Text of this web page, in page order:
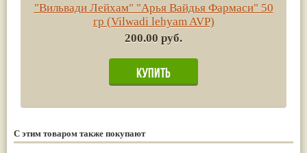
"Вильвади Лейхам" "Арья Вайдья Фармаси" 50
гр (Vilwadi lehyam AVP)
200.00 руб.
С этим товаром также покупают